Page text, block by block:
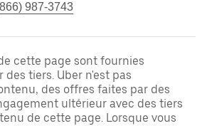
987-3743
cette page sont fournies
tiers. Uber n'est pas
des offres faites par des
ultérieur avec des tiers
de cette page. Lorsque vous